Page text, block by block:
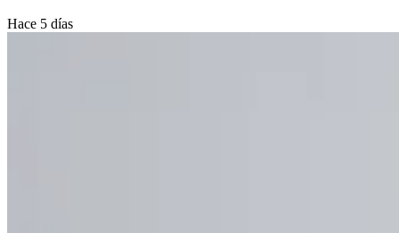
Hace 5 días